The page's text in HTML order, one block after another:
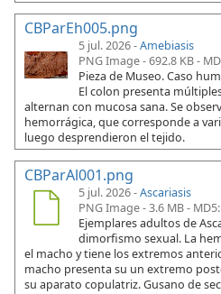
CBParEh005.png
5 jul. 2026 -Amebiasis
PNG Image - 692.8 KB -
Pieza de Museo. Caso
El colon presenta
alternan con mucosa sana. Se
hemorrágica, que corresponde a
luego desprendieron el tejido.
CBParAl001.png
5 jul. 2026 -Ascariasis
PNG Image - 3.6 MB -
Ejemplares adultos de
dimorfismo sexual. La
el macho y tiene los extremos
macho presenta su un extremo
su aparato copulatriz. Gusano de